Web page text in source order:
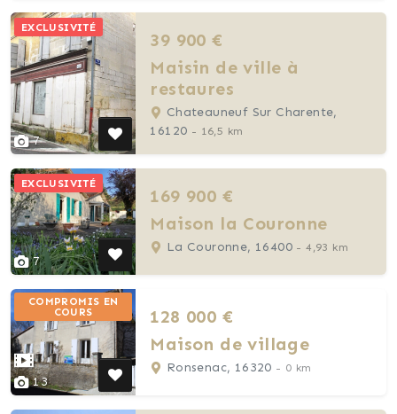
7
EXCLUSIVITÉ
39 900 €
Maisin de ville à
restaures
Chateauneuf Sur Charente,
16120 - 16,5 km
7
EXCLUSIVITÉ
169 900 €
Maison la Couronne
La Couronne, 16400 - 4,93 km
13
COMPROMIS EN
COURS
128 000 €
Maison de village
Ronsenac, 16320 - 0 km